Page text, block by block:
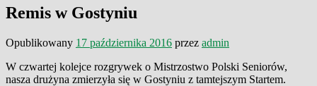
Remis w Gostyniu
Opublikowany 17 października 2016 przez admin
W czwartej kolejce rozgrywek o Mistrzostwo Polski Seniorów,
nasza drużyna zmierzyła się w Gostyniu z tamtejszym Startem.